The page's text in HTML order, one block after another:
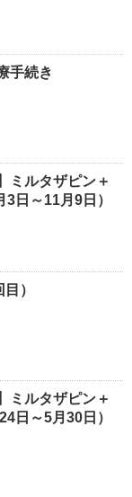
手続き
ミルタザピン＋
日～11月9日）
）
ミルタザピン＋
日～5月30日）